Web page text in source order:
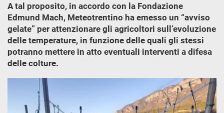
A tal proposito, in accordo con la Fondazione
Edmund Mach, Meteotrentino ha emesso un “avviso
gelate” per attenzionare gli agricoltori sull’evoluzione
delle temperature, in funzione delle quali gli stessi
potranno mettere in atto eventuali interventi a difesa
delle colture.